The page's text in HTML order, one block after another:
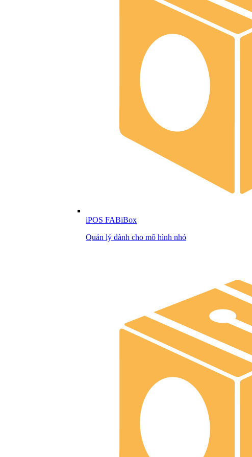
iPOS FABiBox
Quản lý dành cho mô hình nhỏ